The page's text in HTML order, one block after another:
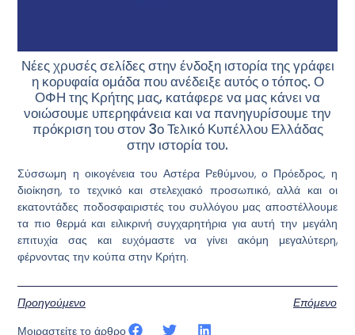
Νέες χρυσές σελίδες στην ένδοξη ιστορία της γράφει
η κορυφαία ομάδα που ανέδειξε αυτός ο τόπος. Ο
ΟΦΗ της Κρήτης μας, κατάφερε να μας κάνει να
νοιώσουμε υπερηφάνεια και να πανηγυρίσουμε την
πρόκριση του στον 3ο Τελικό Κυπέλλου Ελλάδας
στην ιστορία του.
Σύσσωμη η οικογένεια του Αστέρα Ρεθύμνου, ο Πρόεδρος, η
διοίκηση, το τεχνικό και στελεχιακό προσωπικό, αλλά και οι
εκατοντάδες ποδοσφαιριστές του συλλόγου μας αποστέλλουμε
τα πιο θερμά και ειλικρινή συγχαρητήρια για αυτή την μεγάλη
επιτυχία σας και ευχόμαστε να γίνει ακόμη μεγαλύτερη,
φέρνοντας την κούπα στην Κρήτη.
Προηγούμενο
Επόμενο
Μοιραστείτε το άρθρο